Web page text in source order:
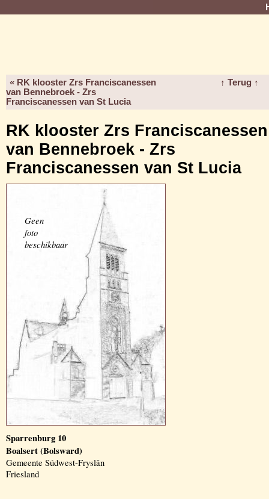
« RK klooster Zrs Franciscanessen
van Bennebroek - Zrs
Franciscanessen van St Lucia
↑ Terug ↑
RK klooster Zrs Franciscanessen
van Bennebroek - Zrs
Franciscanessen van St Lucia
Geen
foto
beschikbaar
Sparrenburg 10
Boalsert (Bolsward)
Gemeente Súdwest-Fryslân
Friesland